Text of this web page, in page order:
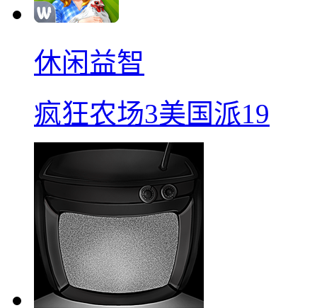
休闲益智
疯狂农场3美国派19